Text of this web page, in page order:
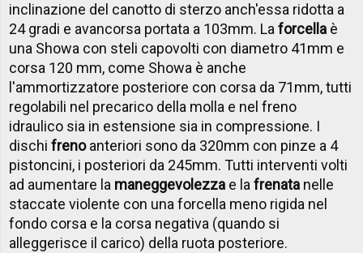
inclinazione del canotto di sterzo anch'essa ridotta a
24 gradi e avancorsa portata a 103mm. Laforcella è
una Showa con steli capovolti con diametro 41mm e
corsa 120 mm, come Showa è anche
l'ammortizzatore posteriore con corsa da 71mm, tutti
regolabili nel precarico della molla e nel freno
idraulico sia in estensione sia in compressione. I
dischifrenoanteriori sono da 320mm con pinze a 4
pistoncini, i posteriori da 245mm. Tutti interventi volti
ad aumentare la maneggevolezza e lafrenata nelle
staccate violente con una forcella meno rigida nel
fondo corsa e la corsa negativa (quando si
alleggerisce il carico) della ruota posteriore.